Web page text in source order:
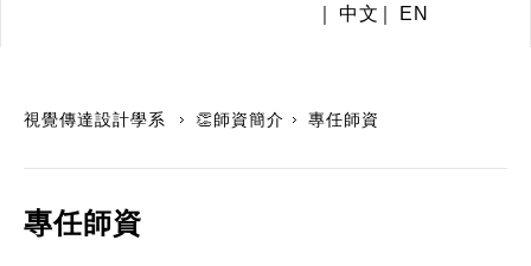
中文 EN
視覺傳達設計學系 👏師資簡介 專任師資
專任師資